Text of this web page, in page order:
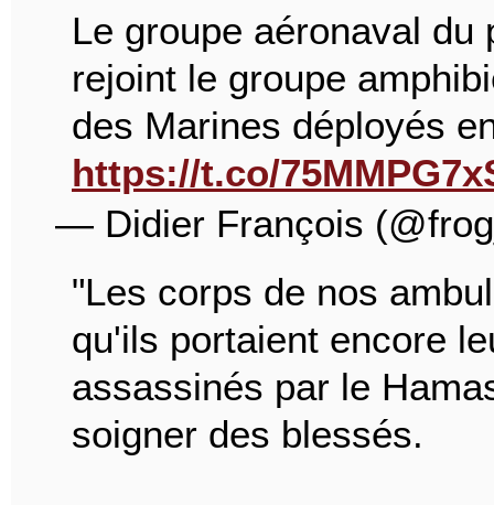
Le groupe aéronaval
rejoint le groupe
des Marines déployés
https://t.co/
— Didier François
"Les corps de nos
qu'ils portaient encore
assassinés par le
soigner des blessés.